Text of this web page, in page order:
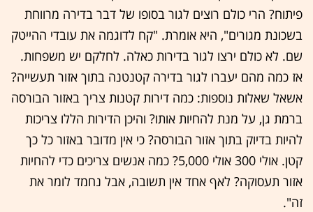
פיתוח? הרי כולם רוצים לגור בסופו של דבר בדירה מרווחת
בשכונת מגורים", היא אומרת. "קח לדוגמה את עובדי ההייטק
שם. לא כולם ירצו לגור בדירות כאלה. לחלקם יש משפחות.
אז כמה מהם יעברו לגור בדירה קטנטנה בתוך אזור תעשייה?
אשאל שאלות נוספות: כמה דירות קטנות צריך באזור הבורסה
ברמת גן, על מנת להחיות אותו? והיכן הדירות הללו צריכות
להיות בדיוק בתוך אזור הבורסה? כי אין מדובר באזור כל כך
קטן. אולי 300 אולי 5,000? כמה אנשים צריכים כדי להחיות
אזור תעסוקה? לאף אחד אין תשובה, אבל נחמד לומר את
זה".